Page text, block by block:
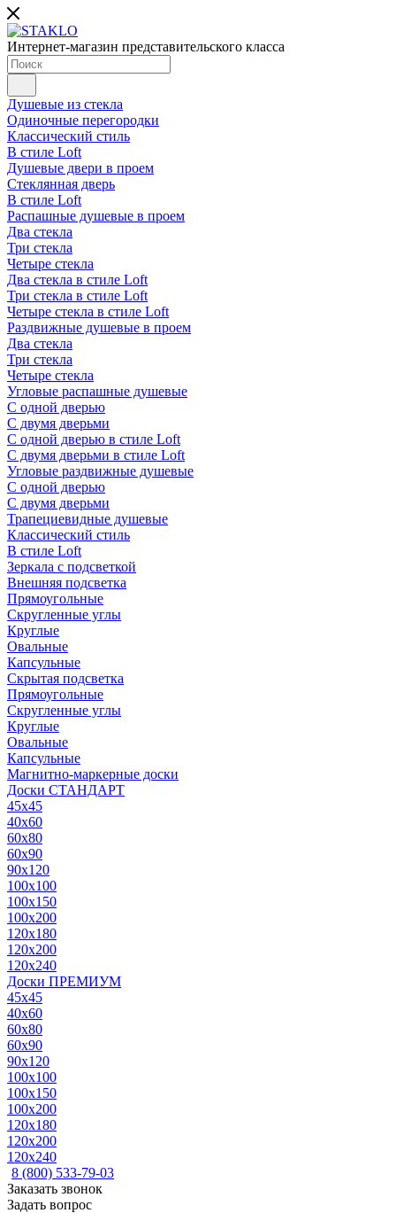
Интернет-магазин представительского класса
Душевые из стекла
Одиночные перегородки
Классический стиль
В стиле Loft
Душевые двери в проем
Стеклянная дверь
В стиле Loft
Распашные душевые в проем
Два стекла
Три стекла
Четыре стекла
Два стекла в стиле Loft
Три стекла в стиле Loft
Четыре стекла в стиле Loft
Раздвижные душевые в проем
Два стекла
Три стекла
Четыре стекла
Угловые распашные душевые
С одной дверью
С двумя дверьми
С одной дверью в стиле Loft
С двумя дверьми в стиле Loft
Угловые раздвижные душевые
С одной дверью
С двумя дверьми
Трапециевидные душевые
Классический стиль
В стиле Loft
Зеркала с подсветкой
Внешняя подсветка
Прямоугольные
Скругленные углы
Круглые
Овальные
Капсульные
Скрытая подсветка
Прямоугольные
Скругленные углы
Круглые
Овальные
Капсульные
Магнитно-маркерные доски
Доски СТАНДАРТ
45x45
40x60
60x80
60x90
90x120
100x100
100x150
100x200
120x180
120x200
120x240
Доски ПРЕМИУМ
45x45
40x60
60x80
60x90
90x120
100x100
100x150
100x200
120x180
120x200
120x240
8 (800) 533-79-03
Заказать звонок
Задать вопрос